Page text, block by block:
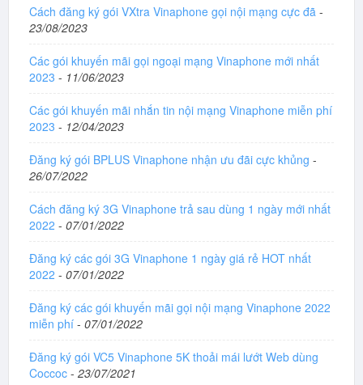
Cách đăng ký gói VXtra Vinaphone gọi nội mạng cực đã -
23/08/2023
Các gói khuyến mãi gọi ngoại mạng Vinaphone mới nhất
2023 - 11/06/2023
Các gói khuyến mãi nhắn tin nội mạng Vinaphone miễn phí
2023 - 12/04/2023
Đăng ký gói BPLUS Vinaphone nhận ưu đãi cực khủng -
26/07/2022
Cách đăng ký 3G Vinaphone trả sau dùng 1 ngày mới nhất
2022 - 07/01/2022
Đăng ký các gói 3G Vinaphone 1 ngày giá rẻ HOT nhất
2022 - 07/01/2022
Đăng ký các gói khuyến mãi gọi nội mạng Vinaphone 2022
miễn phí - 07/01/2022
Đăng ký gói VC5 Vinaphone 5K thoải mái lướt Web dùng
Coccoc - 23/07/2021